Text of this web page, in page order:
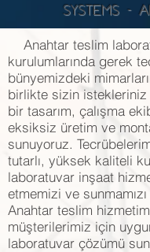
SYSTEMS -
Anahtar teslim
kurulumlarında gerek
bünyemizdeki
birlikte sizin
bir tasarım, çalışma
eksiksiz üretim ve
sunuyoruz.
tutarlı, yüksek kaliteli
laboratuvar inşaat
etmemizi ve sunmamızı
Anahtar teslim
müşterilerimiz için
laboratuvar çözümü